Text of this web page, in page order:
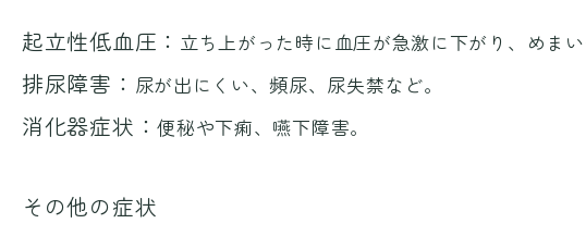
起立性低血圧： 立ち上がった時に血圧が急激に下がり、めまい
排尿障害： 尿が出にくい、頻尿、尿失禁など。
消化器症状：便秘や下痢、嚥下障害。
その他の症状